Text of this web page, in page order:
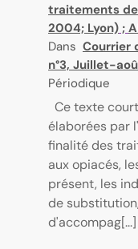
traitements
2004; Lyon) ;
Dans Courrier
n°3, Juillet-
Périodique
Ce texte
élaborées par
finalité des
aux opiacés,
présent, les
de
d'accompag[...]